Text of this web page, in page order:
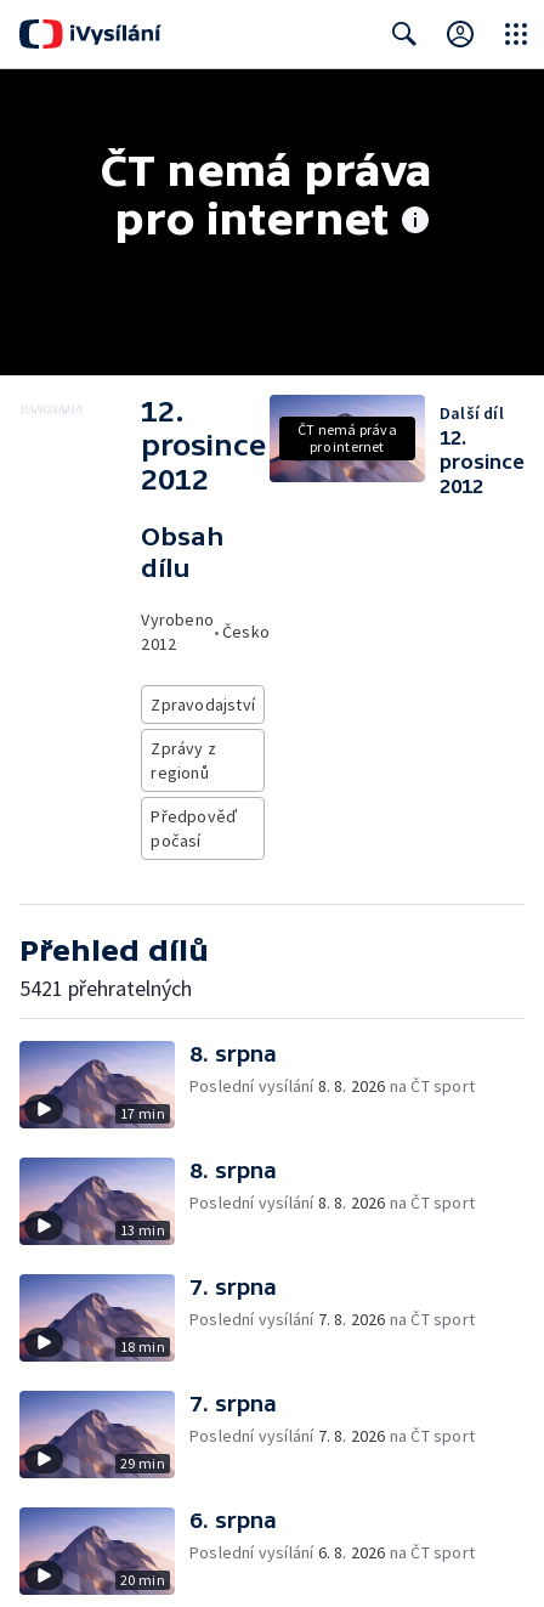
ČT nemá práva
pro internet
12.
prosince
2012
Obsah
dílu
Vyrobeno
2012
•Česko
Zpravodajství
Zprávy z
regionů
Předpověď
počasí
ČT nemá práva
pro internet
Další díl
12.
prosince
2012
Přehled dílů
5421 přehratelných
17 min
8. srpna
Poslední vysílání8. 8. 2026 na ČT sport
13 min
8. srpna
Poslední vysílání8. 8. 2026 na ČT sport
18 min
7. srpna
Poslední vysílání 7. 8. 2026 na ČT sport
29 min
7. srpna
Poslední vysílání 7. 8. 2026 na ČT sport
20 min
6. srpna
Poslední vysílání6. 8. 2026 na ČT sport